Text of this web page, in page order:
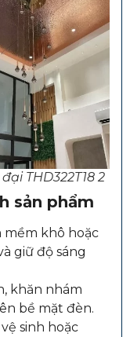
THD322T18 2
sản phẩm
mềm khô hoặc
giữ độ sáng
khăn nhám
bề mặt đèn.
sinh hoặc